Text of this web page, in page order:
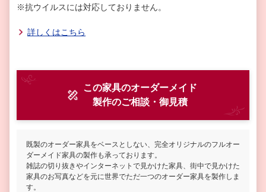
※抗ウイルスには対応しておりません。
詳しくはこちら
この家具のオーダーメイド
製作のご相談・御見積
既製のオーダー家具をベースとしない、完全オリジナルのフルオー
ダーメイド家具の製作も承っております。
雑誌の切り抜きやインターネットで見かけた家具、街中で見かけた
家具のお写真などを元に世界でただ一つのオーダー家具を製作しま
す。